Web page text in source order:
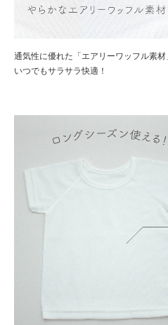
通気性に優れた「エアリーワッフル素材
いつでもサラサラ快適！